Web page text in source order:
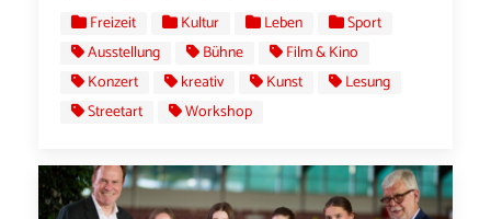
Freizeit Kultur Leben
Sport
Ausstellung
Bühne
Film & Kino
Konzert
kreativ Kunst
Lesung
Streetart
Workshop